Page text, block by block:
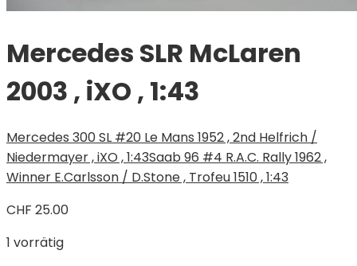
Mercedes SLR McLaren
2003 , iXO , 1:43
Mercedes 300 SL #20 Le Mans 1952 , 2nd Helfrich /
Niedermayer , iXO , 1:43Saab 96 #4 R.A.C. Rally 1962 ,
Winner E.Carlsson / D.Stone , Trofeu 1510 , 1:43
CHF 25.00
1 vorrätig